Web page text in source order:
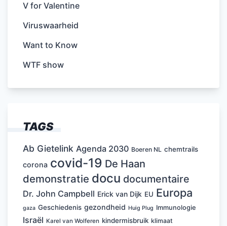
V for Valentine
Viruswaarheid
Want to Know
WTF show
TAGS
Ab Gietelink Agenda 2030 Boeren NL chemtrails
corona covid-19 De Haan
demonstratie docu documentaire
Dr. John Campbell Erick van Dijk EU Europa
gaza Geschiedenis gezondheid Huig Plug Immunologie
Israël Karel van Wolferen kindermisbruik klimaat